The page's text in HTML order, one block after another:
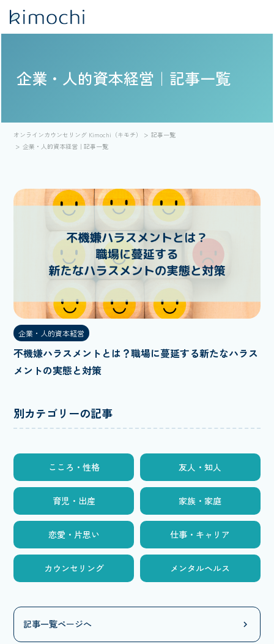
企業・人的資本経営｜記事一覧
オンラインカウンセリング Kimochi（キモチ）
記事一覧
企業・人的資本経営｜記事一覧
企業・人的資本経営
不機嫌ハラスメントとは？職場に蔓延する新たなハラス
メントの実態と対策
別カテゴリーの記事
こころ・性格 友人・知人
育児・出産 家族・家庭
恋愛・片思い 仕事・キャリア
カウンセリング メンタルヘルス
記事一覧ページへ